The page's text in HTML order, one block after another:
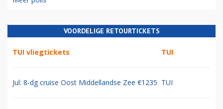
VOORDELIGE RETOURTICKETS
TUI vliegtickets TUI
Jul: 8-dg cruise Oost Middellandse Zee €1235 TUI